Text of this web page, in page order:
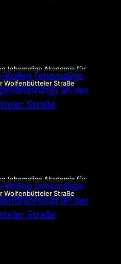
(ehemalige Akademie für
Wolfenbütteler Straße
(ehemalige Akademie für
Wolfenbütteler Straße